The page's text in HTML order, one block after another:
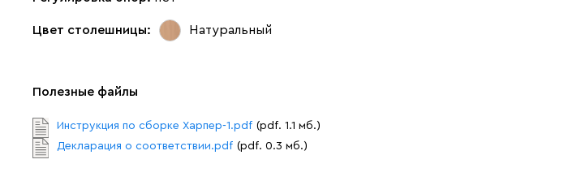
Цвет столешницы: Натуральный
Полезные файлы
Инструкция по сборке Харпер-1.pdf (pdf. 1.1 мб.)
Декларация о соответствии.pdf (pdf. 0.3 мб.)